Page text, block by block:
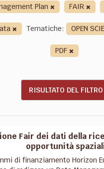
Plan
FAIR
Tematiche: OPEN
PDF
RISULTATO DEL FILTRO
Fair dei dati della
opportunità
di finanziamento Horizon